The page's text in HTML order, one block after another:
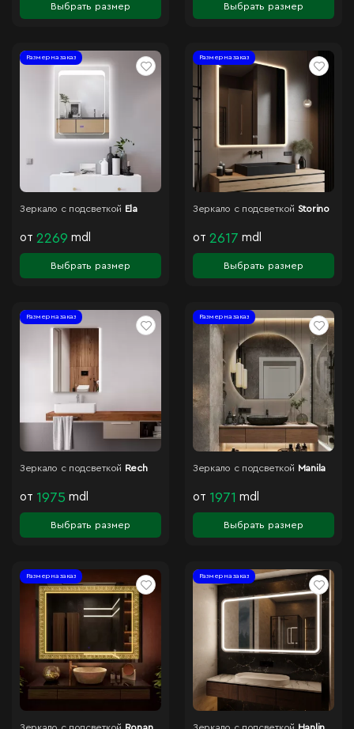
Выбрать размер Выбрать размер
Размер на заказ
Зеркало с подсветкой Ela
от 2269 mdl
Выбрать размер
Размер на заказ
Зеркало с подсветкой Storino
от 2617 mdl
Выбрать размер
Размер на заказ
Зеркало с подсветкой Rech
от 1975 mdl
Выбрать размер
Размер на заказ
Зеркало с подсветкой Manila
от 1971 mdl
Выбрать размер
Размер на заказ
Зеркало с подсветкой Ronan
Размер на заказ
Зеркало с подсветкой Hanlin